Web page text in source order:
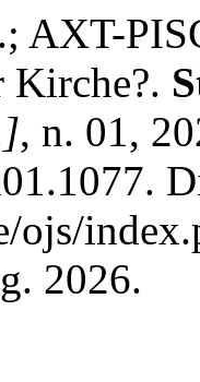
AXT-
Kirche?.
, n. 01,
ojs/
2026.